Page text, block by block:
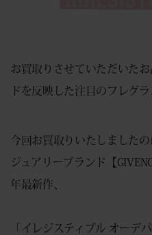
お買取りさせていただいた
ドを反映した注目のフレグ
今回お買取りいたしました
ジュアリーブランド【
年最新作、
「イレジスティブル オーデ